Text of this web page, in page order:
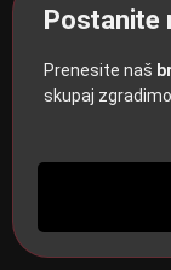
Postanite
Prenesite naš
skupaj